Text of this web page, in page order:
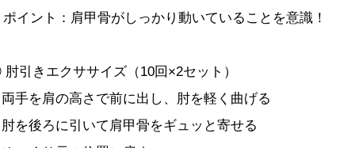
ポイント：肩甲骨がしっかり動いていることを意識！
引きエクササイズ（10回×2セット）
手を肩の高さで前に出し、肘を軽く曲げる
を後ろに引いて肩甲骨をギュッと寄せる